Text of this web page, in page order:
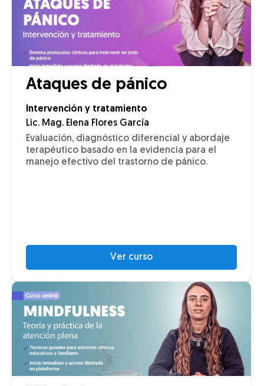
Ataques de pánico
Intervención y tratamiento
Lic. Mag. Elena Flores García
Evaluación, diagnóstico diferencial y abordaje
terapéutico basado en la evidencia para el
manejo efectivo del trastorno de pánico.
Ver curso